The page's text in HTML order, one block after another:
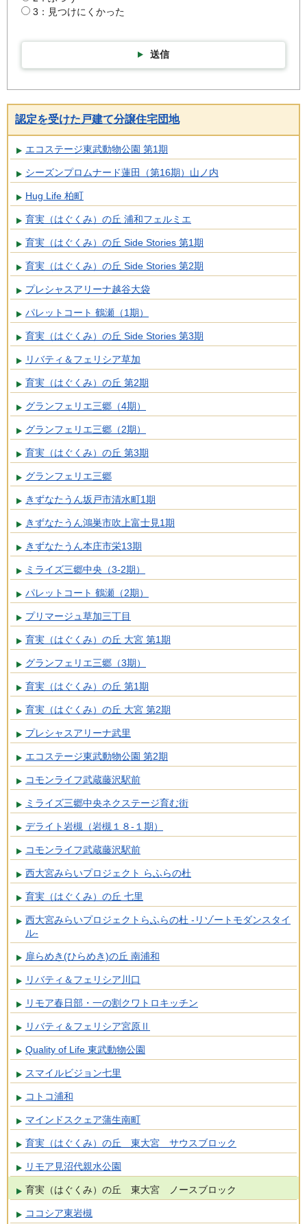
3：見つけにくかった
送信
認定を受けた戸建て分譲住宅団地
エコステージ東武動物公園 第1期
シーズンプロムナード蓮田（第16期）山ノ内
Hug Life 柏町
育実（はぐくみ）の丘 浦和フェルミエ
育実（はぐくみ）の丘 Side Stories 第1期
育実（はぐくみ）の丘 Side Stories 第2期
プレシャスアリーナ越谷大袋
パレットコート 鶴瀬（1期）
育実（はぐくみ）の丘 Side Stories 第3期
リバティ＆フェリシア草加
育実（はぐくみ）の丘 第2期
グランフェリエ三郷（4期）
グランフェリエ三郷（2期）
育実（はぐくみ）の丘 第3期
グランフェリエ三郷
きずなたうん坂戸市清水町1期
きずなたうん鴻巣市吹上富士見1期
きずなたうん本庄市栄13期
ミライズ三郷中央（3-2期）
パレットコート 鶴瀬（2期）
プリマージュ草加三丁目
育実（はぐくみ）の丘 大宮 第1期
グランフェリエ三郷（3期）
育実（はぐくみ）の丘 第1期
育実（はぐくみ）の丘 大宮 第2期
プレシャスアリーナ武里
エコステージ東武動物公園 第2期
コモンライフ武蔵藤沢駅前
ミライズ三郷中央ネクステージ育む街
デライト岩槻（岩槻１８-１期）
コモンライフ武蔵藤沢駅前
西大宮みらいプロジェクト らふらの杜
育実（はぐくみ）の丘 七里
西大宮みらいプロジェクトらふらの杜 -リゾートモダンスタイ
ル-
扉らめき(ひらめき)の丘 南浦和
リバティ＆フェリシア川口
リモア春日部・一の割クワトロキッチン
リバティ＆フェリシア宮原Ⅱ
Quality of Life 東武動物公園
スマイルビジョン七里
コトコ浦和
マインドスクェア蒲生南町
育実（はぐくみ）の丘 東大宮 サウスブロック
リモア見沼代親水公園
育実（はぐくみ）の丘 東大宮 ノースブロック
ココシア東岩槻